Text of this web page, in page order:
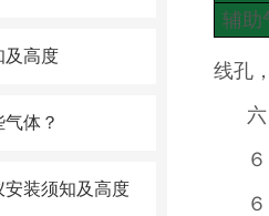
及高度
体？
装须知及高度
辅助
线孔